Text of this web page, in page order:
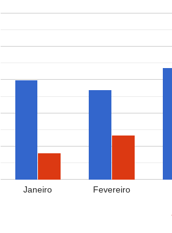
Janeiro Fevereiro